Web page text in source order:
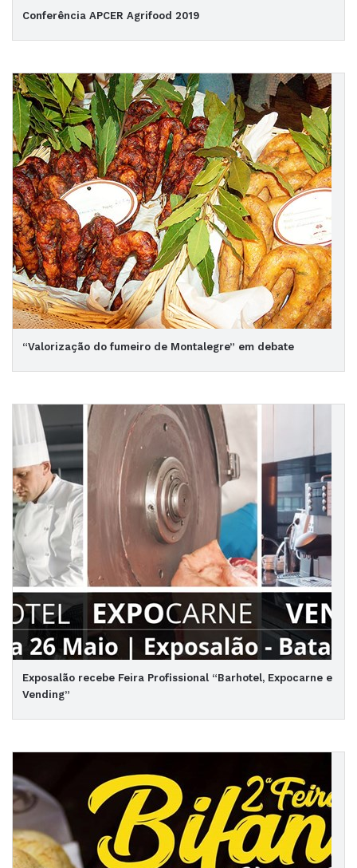
Conferência APCER Agrifood 2019
“Valorização do fumeiro de Montalegre” em debate
Exposalão recebe Feira Profissional “Barhotel, Expocarne e
Vending”